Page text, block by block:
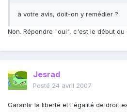
à votre avis, doit-on y remédier ?
Non. Répondre "oui", c'est le début du
Jesrad
Posté 24 avril 2007
Garantir la liberté et l'égalité de droit